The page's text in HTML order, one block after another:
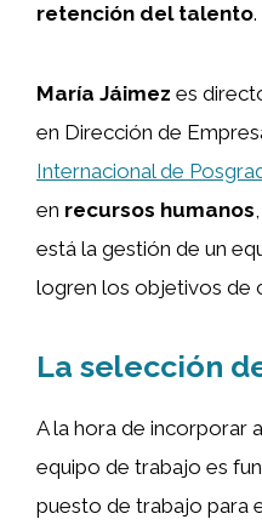
retención del talento.
María Jáimez es
en Dirección de
Internacional de
en recursos humanos
está la gestión de un
logren los objetivos de
La selección
A la hora de incorporar
equipo de trabajo es
puesto de trabajo para